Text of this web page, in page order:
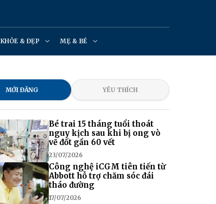
KHỎE & ĐẸP MẸ & BÉ
MỚI ĐĂNG YÊU THÍCH
Bé trai 15 tháng tuổi thoát
nguy kịch sau khi bị ong vò
vẽ đốt gần 60 vết
23/07/2026
Công nghệ iCGM tiên tiến từ
Abbott hỗ trợ chăm sóc đái
tháo đường
17/07/2026